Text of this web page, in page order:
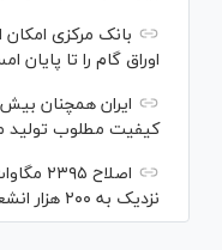
بانک مرکزی امکان
اوراق گام را تا پایان
کیفیت مطلوب تولید
اصلاح
نزدیک به ۲۰۰ هزار انشعاب غیرمجاز